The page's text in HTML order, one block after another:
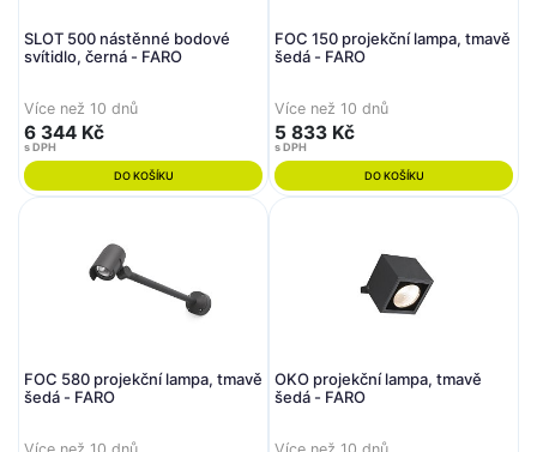
SLOT 500 nástěnné bodové
svítidlo, černá - FARO
Více než 10 dnů
6 344 Kč
s DPH
DO KOŠÍKU
FOC 150 projekční lampa, tmavě
šedá - FARO
Více než 10 dnů
5 833 Kč
s DPH
DO KOŠÍKU
FOC 580 projekční lampa, tmavě
šedá - FARO
Více než 10 dnů
OKO projekční lampa, tmavě
šedá - FARO
Více než 10 dnů